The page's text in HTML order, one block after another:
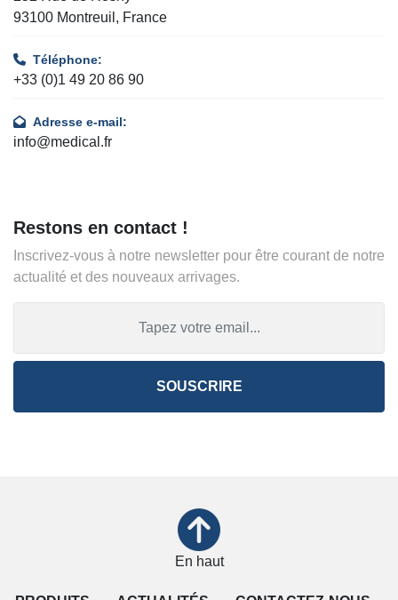
93100 Montreuil, France
Téléphone:
+33 (0)1 49 20 86 90
Adresse e-mail:
info@medical.fr
Restons en contact !
Inscrivez-vous à notre newsletter pour être courant de notre
actualité et des nouveaux arrivages.
SOUSCRIRE
En haut